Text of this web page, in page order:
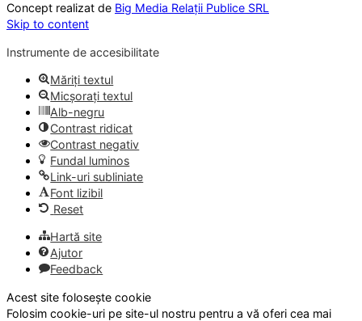
Concept realizat de Big Media Relații Publice SRL
Skip to content
Instrumente de accesibilitate
Măriți textul
Micșorați textul
Alb-negru
Contrast ridicat
Contrast negativ
Fundal luminos
Link-uri subliniate
Font lizibil
Reset
Hartă site
Ajutor
Feedback
Acest site folosește cookie
Folosim cookie-uri pe site-ul nostru pentru a vă oferi cea mai